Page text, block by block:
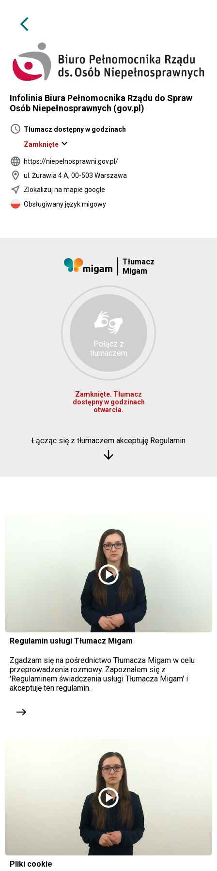
arrow_back_ios
Infolinia Biura Pełnomocnika Rządu do Spraw
Osób Niepełnosprawnych (gov.pl)
schedule Tłumacz dostępny w godzinach
Zamknięte expand_more
language https://niepelnosprawni.gov.pl/
location_on ul. Żurawia 4 A, 00-503 Warszawa
near_me Zlokalizuj na mapie google
Obsługiwany język migowy
Tłumacz
Migam
Połącz z
tłumaczem
Zamknięte. Tłumacz
dostępny w godzinach
otwarcia.
Łącząc się z tłumaczem akceptuję Regulamin
arrow_downward
play_circle
Regulamin usługi Tłumacz Migam
Zgadzam się na pośrednictwo Tłumacza Migam w celu
przeprowadzenia rozmowy. Zapoznałem się z
'Regulaminem świadczenia usługi Tłumacza Migam' i
akceptuję ten regulamin.
east
play_circle
Pliki cookie